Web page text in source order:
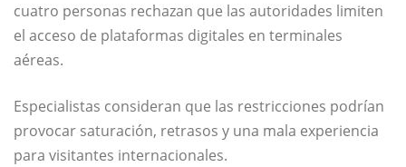
cuatro personas rechazan que las autoridades limiten
el acceso de plataformas digitales en terminales
aéreas.
Especialistas consideran que las restricciones podrían
provocar saturación, retrasos y una mala experiencia
para visitantes internacionales.